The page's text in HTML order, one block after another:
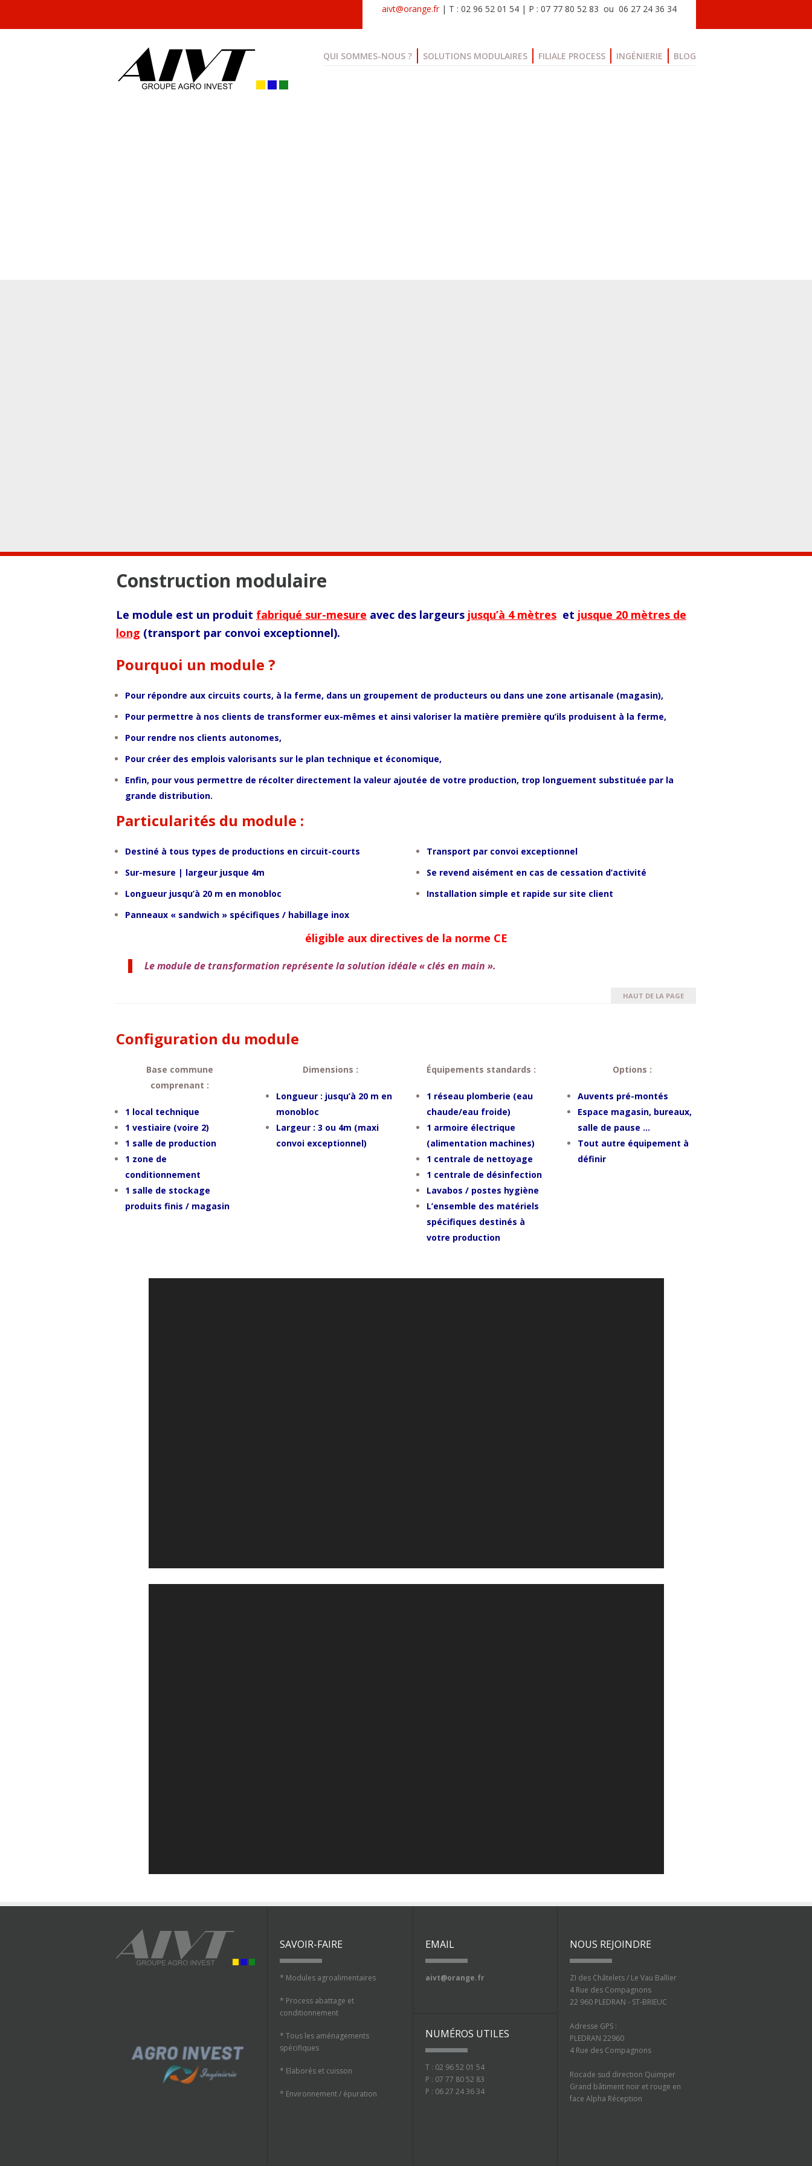
aivt@orange.fr| T : 02 96 52 01 54 | P : 07 77 80 52 83 ou 06 27 24 36 34
QUI SOMMES-NOUS ? SOLUTIONS MODULAIRES FILIALE PROCESS INGÉNIERIE BLOG
Construction modulaire
Le module est un produit fabriqué sur-mesure avec des largeurs jusqu’à 4 mètres et jusque 20 mètres de
long (transport par convoi exceptionnel).
Pourquoi un module ?
Pour répondre aux circuits courts, à la ferme, dans un groupement de producteurs ou dans une zone artisanale (magasin),
Pour permettre à nos clients de transformer eux-mêmes et ainsi valoriser la matière première qu’ils produisent à la ferme,
Pour rendre nos clients autonomes,
Pour créer des emplois valorisants sur le plan technique et économique,
Enfin, pour vous permettre de récolter directement la valeur ajoutée de votre production, trop longuement substituée par la
grande distribution.
Particularités du module :
Destiné à tous types de productions en circuit-courts
Sur-mesure | largeur jusque 4m
Longueur jusqu’à 20 m en monobloc
Panneaux « sandwich » spécifiques / habillage inox
Transport par convoi exceptionnel
Se revend aisément en cas de cessation d’activité
Installation simple et rapide sur site client
éligible aux directives de la norme CE
Le module de transformation représente la solution idéale « clés en main ».
HAUT DE LA PAGE
Configuration du module
Base commune
comprenant :
1 local technique
1 vestiaire (voire 2)
1 salle de production
1 zone de
conditionnement
1 salle de stockage
produits finis / magasin
Dimensions :
Longueur : jusqu’à 20 m en
monobloc
Largeur : 3 ou 4m (maxi
convoi exceptionnel)
Équipements standards :
1 réseau plomberie (eau
chaude/eau froide)
1 armoire électrique
(alimentation machines)
1 centrale de nettoyage
1 centrale de désinfection
Lavabos / postes hygiène
L’ensemble des matériels
spécifiques destinés à
votre production
Options :
Auvents pré-montés
Espace magasin, bureaux,
salle de pause …
Tout autre équipement à
définir
SAVOIR-FAIRE
* Modules agroalimentaires
* Process abattage et
conditionnement
* Tous les aménagements
spécifiques
* Elaborés et cuisson
* Environnement / épuration
EMAIL
aivt@orange.fr
NUMÉROS UTILES
T : 02 96 52 01 54
P : 07 77 80 52 83
P : 06 27 24 36 34
NOUS REJOINDRE
ZI des Châtelets / Le Vau Ballier
4 Rue des Compagnons
22 960 PLEDRAN - ST-BRIEUC
Adresse GPS :
PLEDRAN 22960
4 Rue des Compagnons
Rocade sud direction Quimper
Grand bâtiment noir et rouge en
face Alpha Réception